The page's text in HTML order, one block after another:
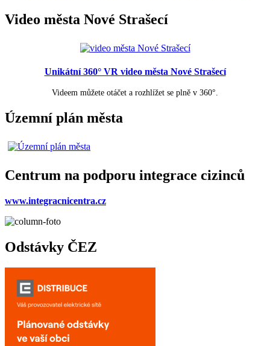
Video města Nové Strašecí
Unikátní 360° VR video města Nové Strašecí
Videem můžete otáčet a rozhlížet se plně v 360°.
Územní plán města
Centrum na podporu integrace cizinců
www.integracnicentra.cz
Odstávky ČEZ